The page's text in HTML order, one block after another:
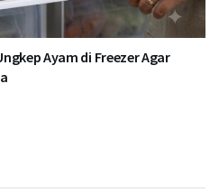
Ayam di Freezer Agar